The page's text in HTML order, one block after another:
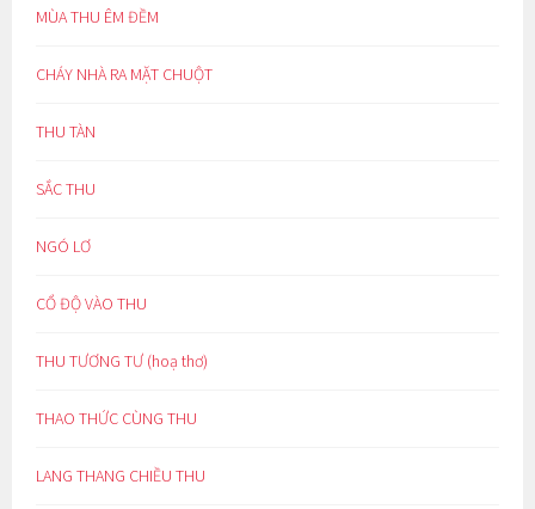
MÙA THU ÊM ĐỀM
CHÁY NHÀ RA MẶT CHUỘT
THU TÀN
SẮC THU
NGÓ LƠ
CỔ ĐỘ VÀO THU
THU TƯƠNG TƯ (hoạ thơ)
THAO THỨC CÙNG THU
LANG THANG CHIỀU THU